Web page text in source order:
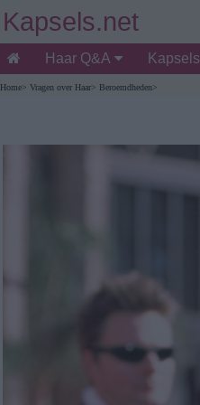
Kapsels.net
Haar Q&A Kapsels
Home> Vragen over Haar> Beroemdheden>